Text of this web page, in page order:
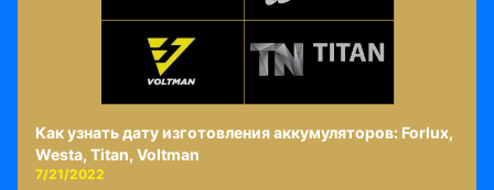
Как узнать дату изготовления аккумуляторов: Forlux,
Westa, Titan, Voltman
7/21/2022